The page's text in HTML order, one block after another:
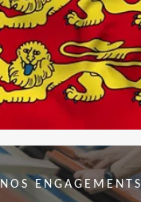
NOS ENGAGEMENTS